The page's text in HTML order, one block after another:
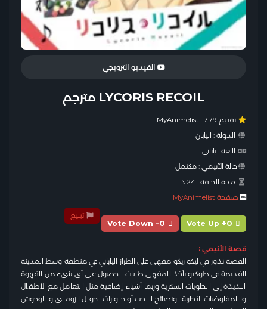
الفيديو الترويجي
LYCORIS RECOIL مترجم
تقييم MyAnimelist : 7.79
الدولة : اليابان
اللغة :ياباني
حالة الآنيمي :مكتمل
مدة الحلقة :24 د.
صفحة MyAnimelist
Vote Up +0
Vote Down -0
تبليغ
قصة الأنيمي :
القصة تدور في ليكو ريكو مقهى على الطراز الياباني في منطقة وسط المدينة
القديمة في طوكيو يأخذ المقهى طلبات للحصول على أي شيء من القهوة
اللذيذة إلى الحلويات السكرية وربما أشياء إضافية مثل التعامل مع الأطفال
والمفاوضات التجارية ونصائح الحب أو حوارات حول الزومبي والوحوش